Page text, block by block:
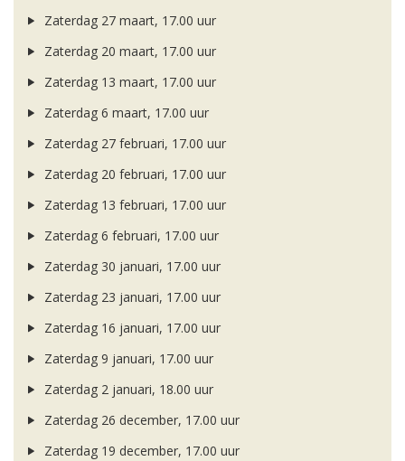
Zaterdag 27 maart, 17.00 uur
Zaterdag 20 maart, 17.00 uur
Zaterdag 13 maart, 17.00 uur
Zaterdag 6 maart, 17.00 uur
Zaterdag 27 februari, 17.00 uur
Zaterdag 20 februari, 17.00 uur
Zaterdag 13 februari, 17.00 uur
Zaterdag 6 februari, 17.00 uur
Zaterdag 30 januari, 17.00 uur
Zaterdag 23 januari, 17.00 uur
Zaterdag 16 januari, 17.00 uur
Zaterdag 9 januari, 17.00 uur
Zaterdag 2 januari, 18.00 uur
Zaterdag 26 december, 17.00 uur
Zaterdag 19 december, 17.00 uur